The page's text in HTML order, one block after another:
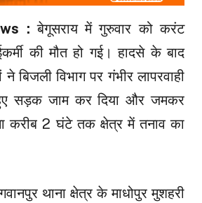
:बेगूसराय में गुरुवार को करंट
की मौत हो गई। हादसे के बाद
बिजली विभाग पर गंभीर लापरवाही
सड़क जाम कर दिया और जमकर
करीब 2 घंटे तक क्षेत्र में तनाव का
थाना क्षेत्र के माधोपुर मुशहरी